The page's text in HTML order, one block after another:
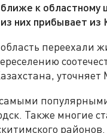
к областному
них прибывает из
переехали
самыми
Также многие
районов.